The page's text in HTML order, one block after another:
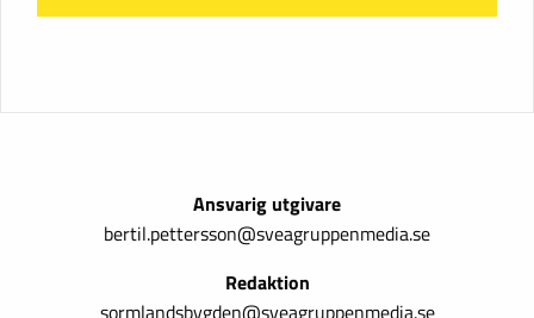
Ansvarig utgivare
bertil.pettersson@sveagruppenmedia.se
Redaktion